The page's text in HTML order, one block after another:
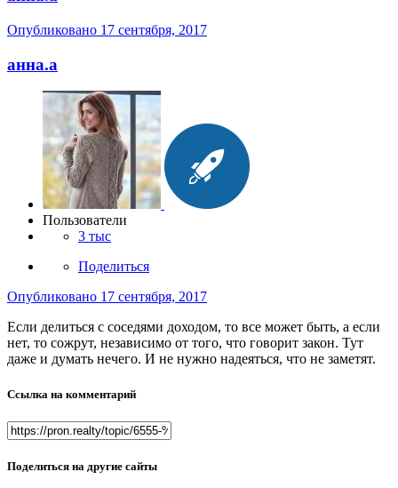
Опубликовано 17 сентября, 2017
анна.a
Пользователи
3 тыс
Поделиться
Опубликовано 17 сентября, 2017
Если делиться с соседями доходом, то все может быть, а если
нет, то сожрут, независимо от того, что говорит закон. Тут
даже и думать нечего. И не нужно надеяться, что не заметят.
Ссылка на комментарий
Поделиться на другие сайты